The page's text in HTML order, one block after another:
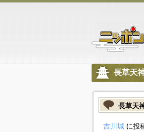
長草天
長草天
吉川城に投